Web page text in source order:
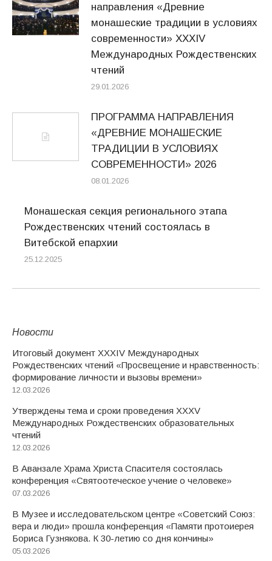
направления «Древние
монашеские традиции в условиях
современности» XXXIV
Международных Рождественских
чтений
29.01.2026
ПРОГРАММА НАПРАВЛЕНИЯ
«ДРЕВНИЕ МОНАШЕСКИЕ
ТРАДИЦИИ В УСЛОВИЯХ
СОВРЕМЕННОСТИ» 2026
08.01.2026
Монашеская секция регионального этапа
Рождественских чтений состоялась в
Витебской епархии
25.12.2025
Новости
Итоговый документ XXХIV Международных
Рождественских чтений «Просвещение и нравственность:
формирование личности и вызовы времени»
12.03.2026
Утверждены тема и сроки проведения XXXV
Международных Рождественских образовательных
чтений
12.03.2026
В Аванзале Храма Христа Спасителя состоялась
конференция «Святоотеческое учение о человеке»
07.03.2026
В Музее и исследовательском центре «Советский Союз:
вера и люди» прошла конференция «Памяти протоиерея
Бориса Гузнякова. К 30-летию со дня кончины»
05.03.2026